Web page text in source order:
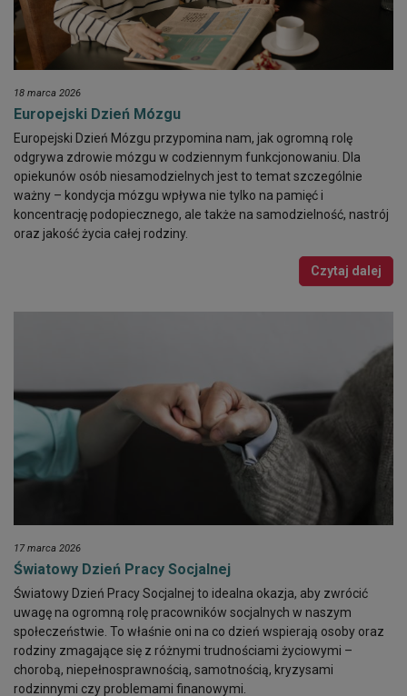
18 marca 2026
Europejski Dzień Mózgu
Europejski Dzień Mózgu przypomina nam, jak ogromną rolę
odgrywa zdrowie mózgu w codziennym funkcjonowaniu. Dla
opiekunów osób niesamodzielnych jest to temat szczególnie
ważny – kondycja mózgu wpływa nie tylko na pamięć i
koncentrację podopiecznego, ale także na samodzielność, nastrój
oraz jakość życia całej rodziny.
Czytaj dalej
17 marca 2026
Światowy Dzień Pracy Socjalnej
Światowy Dzień Pracy Socjalnej to idealna okazja, aby zwrócić
uwagę na ogromną rolę pracowników socjalnych w naszym
społeczeństwie. To właśnie oni na co dzień wspierają osoby oraz
rodziny zmagające się z różnymi trudnościami życiowymi –
chorobą, niepełnosprawnością, samotnością, kryzysami
rodzinnymi czy problemami finanowymi.